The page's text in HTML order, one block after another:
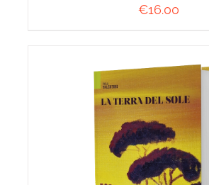
€16.00
AGGIUNGI AL CARRELLO /